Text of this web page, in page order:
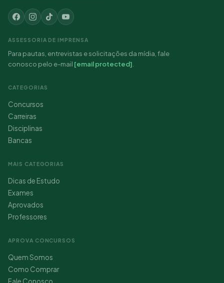
ASSESSORIA DE IMPRENSA
Para pautas, entrevistas e solicitações da mídia, fale
conosco pelo e-mail [email protected]
CATEGORIAS
Concursos
Carreiras
Disciplinas
Bancas
MAIS CATEGORIAS
Dicas de Estudo
Exames
Aprovados
Professores
APROVA CONCURSOS
Quem Somos
Como Comprar
Fale Conosco